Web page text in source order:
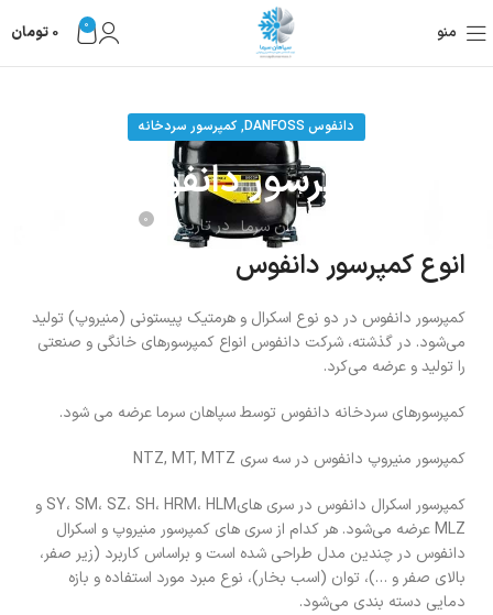
منو 0
0 تومان
دانفوس DANFOSS ,کمپرسور سردخانه
کمپرسور دانفوس
سپاهان سرما در تاریخ 0
انوع کمپرسور دانفوس
کمپرسور دانفوس در دو نوع اسکرال و هرمتیک پیستونی (منیروپ) تولید
می‌شود. در گذشته، شرکت دانفوس انواع کمپرسورهای خانگی و صنعتی
را تولید و عرضه می‌کرد.
کمپرسورهای سردخانه دانفوس توسط سپاهان سرما عرضه می شود.
کمپرسور منیروپ دانفوس در سه سری NTZ, MT, MTZ
کمپرسور اسکرال دانفوس در سری هایSY، SM، SZ، SH، HRM، HLM و
MLZ عرضه می‌شود. هر کدام از سری های کمپرسور منیروپ و اسکرال
دانفوس در چندین مدل طراحی شده است و براساس کاربرد (زیر صفر،
بالای صفر و …)، توان (اسب بخار)، نوع مبرد مورد استفاده و بازه
دمایی دسته بندی می‌شود.